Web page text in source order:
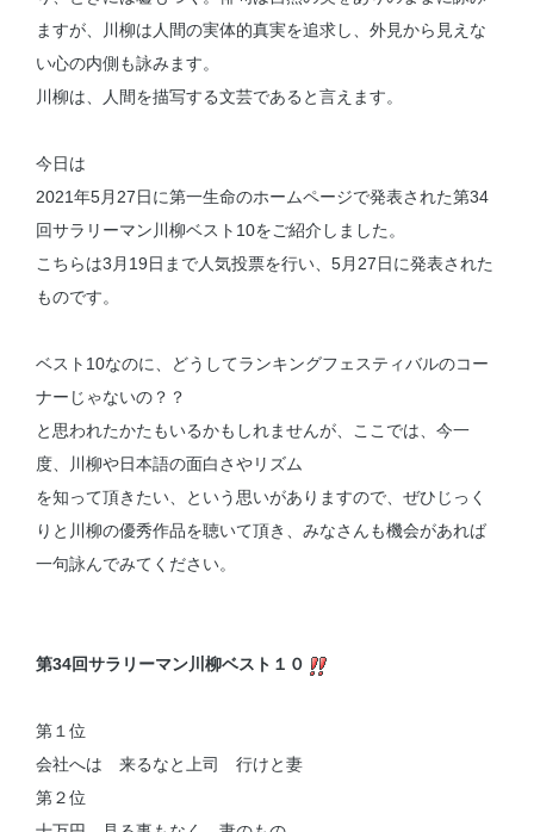
ますが、川柳は人間の実体的真実を追求し、外見から見えな
い心の内側も詠みます。
川柳は、人間を描写する文芸であると言えます。
今日は
2021年5月27日に第一生命のホームページで発表された第34
回サラリーマン川柳ベスト10をご紹介しました。
こちらは3月19日まで人気投票を行い、5月27日に発表された
ものです。
ベスト10なのに、どうしてランキングフェスティバルのコー
ナーじゃないの？？
と思われたかたもいるかもしれませんが、ここでは、今一
度、川柳や日本語の面白さやリズム
を知って頂きたい、という思いがありますので、ぜひじっく
りと川柳の優秀作品を聴いて頂き、みなさんも機会があれば
一句詠んでみてください。
第34回サラリーマン川柳ベスト１０
第１位
会社へは 来るなと上司 行けと妻
第２位